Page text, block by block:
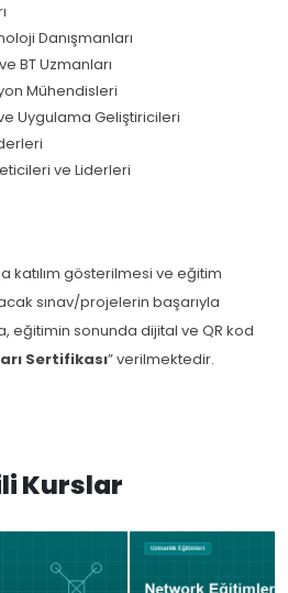
Danışmanları
BT Uzmanları
Mühendisleri
Uygulama Geliştiricileri
ve Liderleri
katılım gösterilmesi ve eğitim
sınav/projelerin başarıyla
eğitimin sonunda dijital ve QR kod
Sertifikası” verilmektedir.
Kurslar